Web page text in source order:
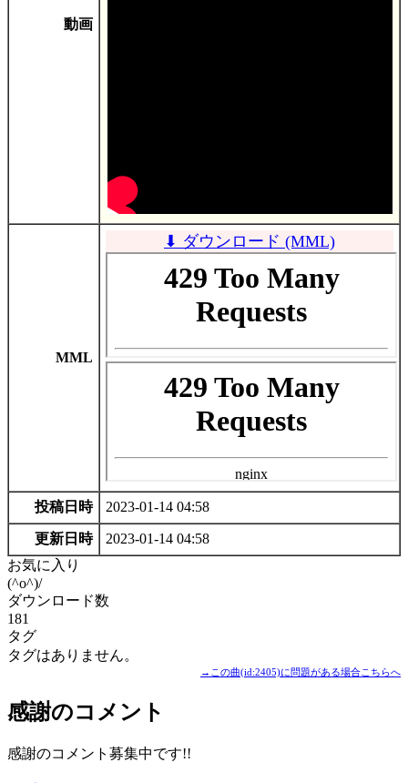
動画
MML
⬇ ダウンロード (MML)
投稿日時 2023-01-14 04:58
更新日時
2023-01-14 04:58
お気に入り
(^o^)/
ダウンロード数
181
タグ
タグはありません。
→この曲(id:2405)に問題がある場合こちらへ
感謝のコメント
感謝のコメント募集中です!!